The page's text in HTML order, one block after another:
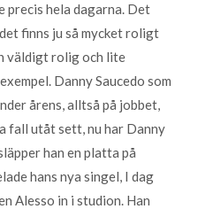
precis hela dagarna. Det
finns ju så mycket roligt
väldigt rolig och lite
Danny Saucedo som
årens, alltså på jobbet,
fall utåt sett, nu har Danny
han en platta på
hans nya singel, I dag
Alesso in i studion. Han